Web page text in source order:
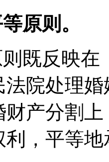
原则。
既反映
法院处理
财产分割
，平等